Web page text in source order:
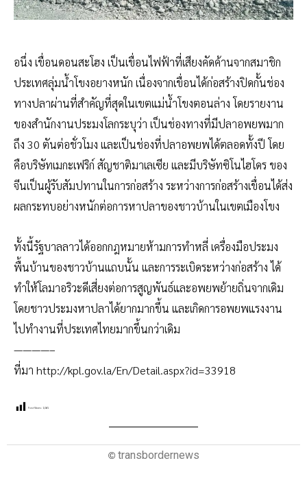
อนึ่ง เขื่อนดอนสะโฮง เป็นเขื่อนไฟฟ้าที่เสียงคัดค้านจากสมาชิก
ประเทศลุ่มน้ำโขงอยางหนัก เนื่องจากเขื่อนได้ก่อสร้างปิดกั้นช่อง
ทางปลาผ่านที่สำคัญที่สุดในเขตแม่น้ำโขงตอนล่าง โดยรายงาน
ของสำนักงานประมงโลกระบุว่า เป็นช่องทางที่มีปลาอพยพมาก
ถึง 30 ตันต่อชั่วโมง และเป็นช่องที่ปลาอพยพได้ตลอดทั้งปี โดย
คือบริษัทเมกะเฟริก์ สัญชาติมาเลเซีย และมีบริษัทซิโนไฮโดร ของ
จีนเป็นผู้รับสัมปทานในการก่อสร้าง ระหว่างการก่อสร้างเขื่อนได้ส่ง
ผลกระทบอย่างหนักต่อการหาปลาของชาวบ้านในเขตเมืองโขง
ทั้งนี้รัฐบาลลาวได้ออกกฎหมายห้ามการทำหลี่ เครื่องมือประมง
พื้นบ้านของชาวบ้านแถบนั้น และการระเบิดระหว่างก่อสร้าง ได้
ทำให้โลมาอริวะดีเสี่ยงต่อการสูญพันธ์และอพยพย้ายถิ่นจากเดิม
โดยชาวประมงหาปลาได้ยากมากขึ้น และเกิดการอพยพแรงงาน
ไปทำงานที่ประเทศไทยมากขึ้นกว่าเดิม
————–
ที่มา http://kpl.gov.la/En/Detail.aspx?id=33918
Post Views: 1,065
© transbordernews